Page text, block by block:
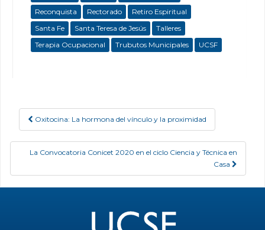
Reconquista
Rectorado
Retiro Espiritual
Santa Fe
Santa Teresa de Jesús
Talleres
Terapia Ocupacional
Trubutos Municipales UCSF
Post navigation
Oxitocina: La hormona del vínculo y la proximidad
La Convocatoria Conicet 2020 en el ciclo Ciencia y Técnica en
Casa